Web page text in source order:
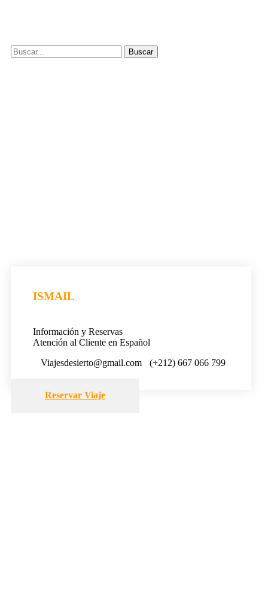
ISMAIL
Información y Reservas
Atención al Cliente en Español
Viajesdesierto@gmail.com
(+212) 667 066 799
Reservar Viaje